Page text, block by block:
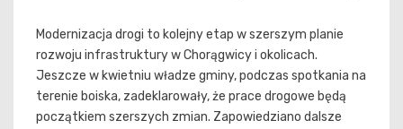
Modernizacja drogi to kolejny etap w szerszym planie
rozwoju infrastruktury w Chorągwicy i okolicach.
Jeszcze w kwietniu władze gminy, podczas spotkania na
terenie boiska, zadeklarowały, że prace drogowe będą
początkiem szerszych zmian. Zapowiedziano dalsze